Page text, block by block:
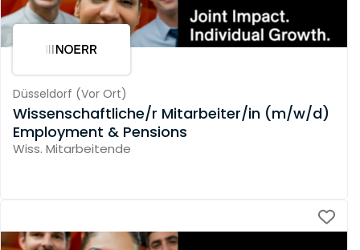
Düsseldorf (Vor Ort)
Wissenschaftliche/r Mitarbeiter/in (m/w/d)
Employment & Pensions
Wiss. Mitarbeitende